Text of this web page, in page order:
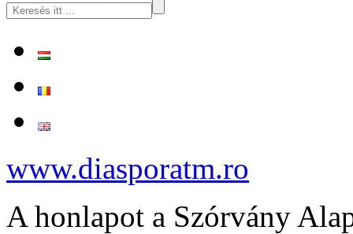
www.diasporatm.ro
A honlapot a Szórvány